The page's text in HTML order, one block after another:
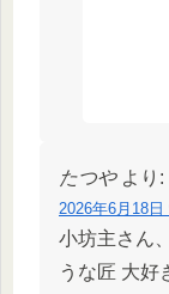
たつや より:
2026年6月18日
小坊主さん
うな匠 大好